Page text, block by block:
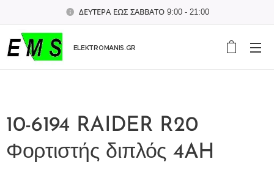
ΔΕΥΤΕΡΑ ΕΩΣ ΣΑΒΒΑΤΟ 9:00 - 21:00
ELEKTROMANIS.GR
10-6194 RAIDER R20
Φορτιστής διπλός 4AH